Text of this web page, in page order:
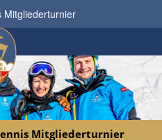
Mitgliederturnier
Mitgliederturnier